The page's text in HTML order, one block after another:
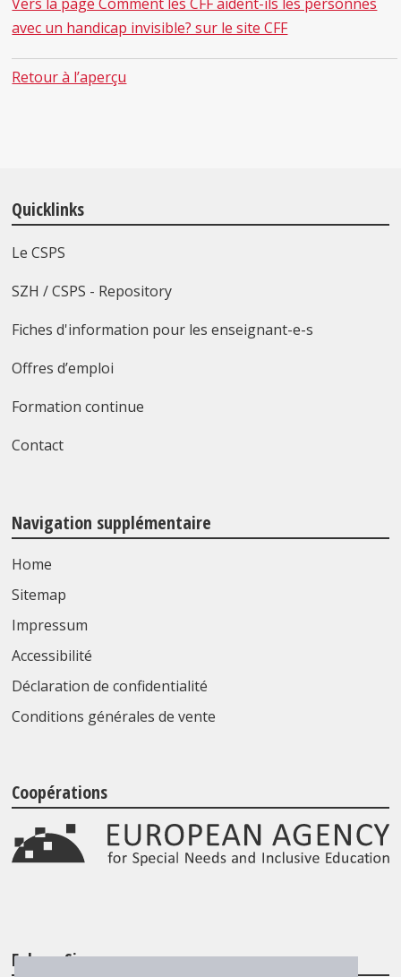
avec un handicap invisible? sur le site CFF
Retour à l’aperçu
Quicklinks
Le CSPS
SZH / CSPS - Repository
Fiches d'information pour les enseignant-e-s
Offres d’emploi
Formation continue
Contact
Navigation supplémentaire
Home
Sitemap
Impressum
Accessibilité
Déclaration de confidentialité
Conditions générales de vente
Coopérations
Folgen Sie uns